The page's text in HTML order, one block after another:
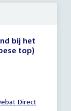
bij het
top)
Direct